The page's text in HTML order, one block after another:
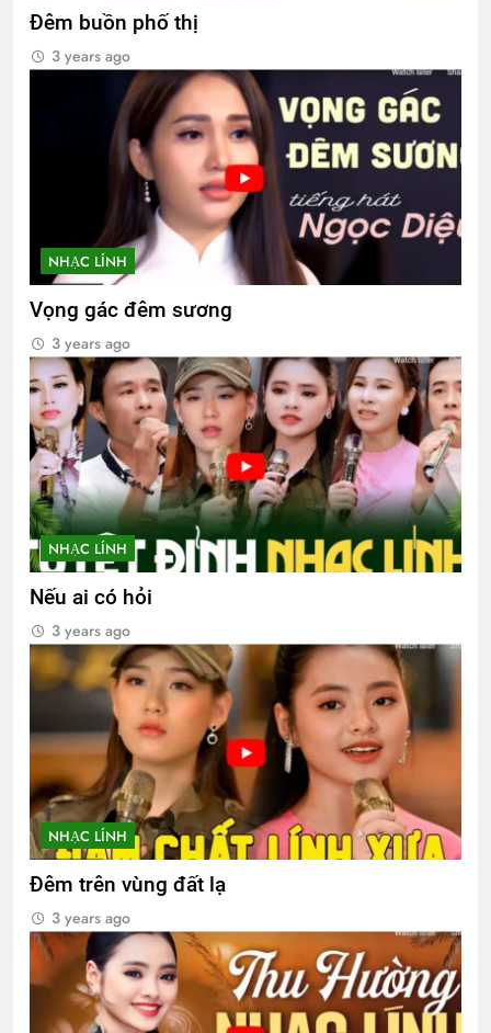
Đêm buồn phố thị
3 years ago
NHẠC LÍNH
Vọng gác đêm sương
3 years ago
NHẠC LÍNH
Nếu ai có hỏi
3 years ago
NHẠC LÍNH
Đêm trên vùng đất lạ
3 years ago